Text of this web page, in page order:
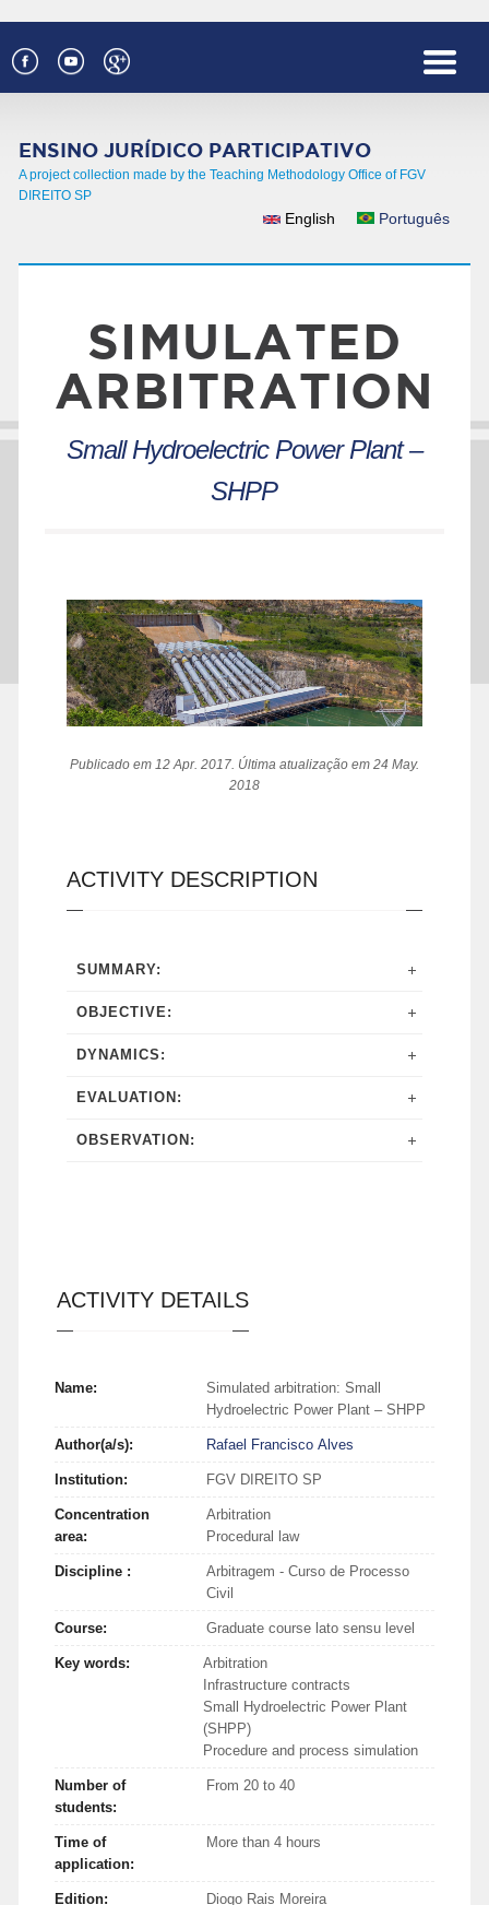
ENSINO JURÍDICO PARTICIPATIVO
A project collection made by the Teaching Methodology Office of FGV
DIREITO SP
LANGUAGES
English Português
SIMULATED
ARBITRATION
Small Hydroelectric Power Plant –
SHPP
Publicado em 12 Apr. 2017. Última atualização em 24 May.
2018
ACTIVITY DESCRIPTION
SUMMARY:
OBJECTIVE:
DYNAMICS:
EVALUATION:
OBSERVATION:
ACTIVITY DETAILS
Name:
Simulated arbitration: Small
Hydroelectric Power Plant – SHPP
Author(a/s): Rafael Francisco Alves
Institution: FGV DIREITO SP
Concentration
area:
Arbitration
Procedural law
Discipline :
Arbitragem - Curso de Processo
Civil
Course: Graduate course lato sensu level
Key words:
Arbitration
Infrastructure contracts
Small Hydroelectric Power Plant
(SHPP)
Procedure and process simulation
Number of
students:
From 20 to 40
Time of
application:
More than 4 hours
Edition:
Diogo Rais Moreira